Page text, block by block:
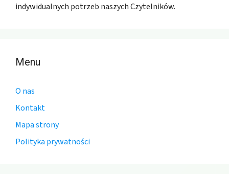
indywidualnych potrzeb naszych Czytelników.
Menu
O nas
Kontakt
Mapa strony
Polityka prywatności